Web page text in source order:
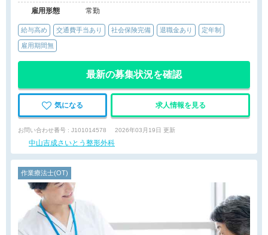
雇用形態
常勤
給与高め 交通費手当あり 社会保険完備 退職金あり 定年制
雇用期間無
最新の募集状況を確認
気になる 求人情報を見る
お問い合わせ番号 : J101014578 2026年03月19日 更新
中山吉成さいとう整形外科
作業療法士(OT)